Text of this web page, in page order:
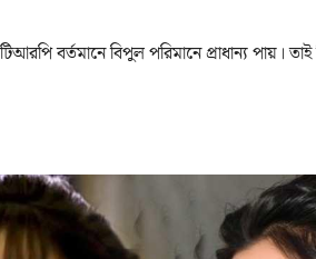
বর্তমানে বিপুল পরিমানে প্রাধান্য পায়। তাই